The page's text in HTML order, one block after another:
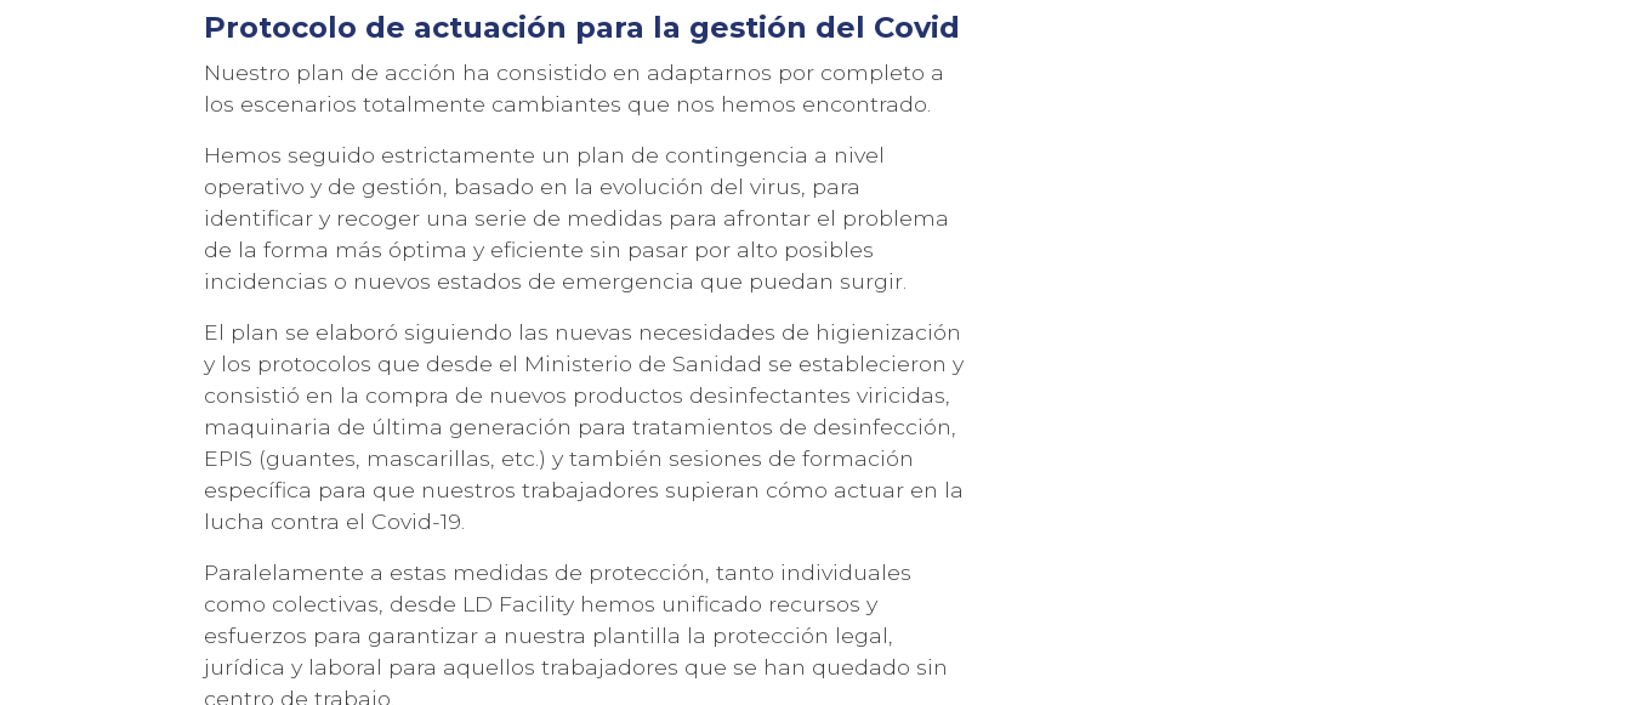
Protocolo de actuación para la gestión del Covid
Nuestro plan de acción ha consistido en adaptarnos por completo a
los escenarios totalmente cambiantes que nos hemos encontrado.
Hemos seguido estrictamente un plan de contingencia a nivel
operativo y de gestión, basado en la evolución del virus, para
identificar y recoger una serie de medidas para afrontar el problema
de la forma más óptima y eficiente sin pasar por alto posibles
incidencias o nuevos estados de emergencia que puedan surgir.
El plan se elaboró siguiendo las nuevas necesidades de higienización
y los protocolos que desde el Ministerio de Sanidad se establecieron y
consistió en la compra de nuevos productos desinfectantes viricidas,
maquinaria de última generación para tratamientos de desinfección,
EPIS (guantes, mascarillas, etc.) y también sesiones de formación
específica para que nuestros trabajadores supieran cómo actuar en la
lucha contra el Covid-19.
Paralelamente a estas medidas de protección, tanto individuales
como colectivas, desde LD Facility hemos unificado recursos y
esfuerzos para garantizar a nuestra plantilla la protección legal,
jurídica y laboral para aquellos trabajadores que se han quedado sin
centro de trabajo.
política de privacidady losterminos de uso